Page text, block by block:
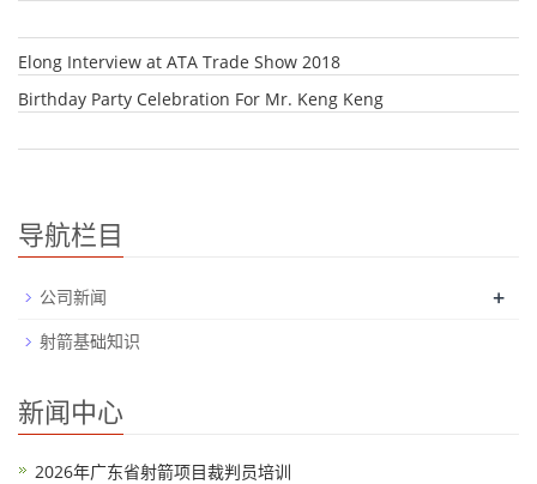
Elong Interview at ATA Trade Show 2018
Birthday Party Celebration For Mr. Keng Keng
导航栏目
公司新闻 +
射箭基础知识
新闻中心
2026年广东省射箭项目裁判员培训